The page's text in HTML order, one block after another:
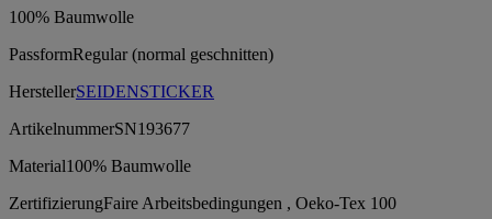
100% Baumwolle
PassformRegular (normal geschnitten)
HerstellerSEIDENSTICKER
ArtikelnummerSN193677
Material100% Baumwolle
ZertifizierungFaire Arbeitsbedingungen , Oeko-Tex 100